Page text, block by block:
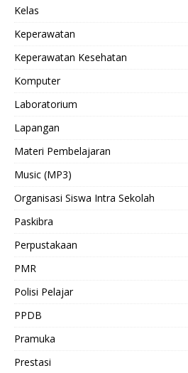
Kelas
Keperawatan
Keperawatan Kesehatan
Komputer
Laboratorium
Lapangan
Materi Pembelajaran
Music (MP3)
Organisasi Siswa Intra Sekolah
Paskibra
Perpustakaan
PMR
Polisi Pelajar
PPDB
Pramuka
Prestasi